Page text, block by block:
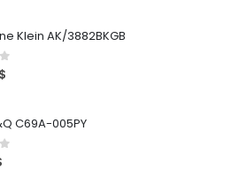
Klein AK/3882BKGB
5
$
C69A-005PY
5